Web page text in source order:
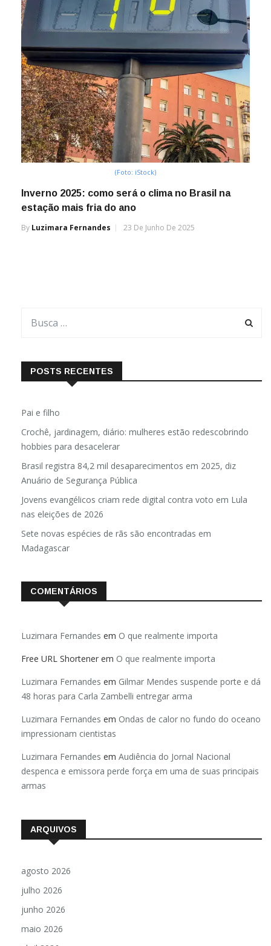
(Foto: iStock)
Inverno 2025: como será o clima no Brasil na
estação mais fria do ano
By Luzimara Fernandes 23 De Junho De 2025
POSTS RECENTES
Pai e filho
Crochê, jardinagem, diário: mulheres estão redescobrindo
hobbies para desacelerar
Brasil registra 84,2 mil desaparecimentos em 2025, diz
Anuário de Segurança Pública
Jovens evangélicos criam rede digital contra voto em Lula
nas eleições de 2026
Sete novas espécies de rãs são encontradas em
Madagascar
COMENTÁRIOS
Luzimara Fernandes em O que realmente importa
Free URL Shortener em O que realmente importa
Luzimara Fernandes em Gilmar Mendes suspende porte e dá
48 horas para Carla Zambelli entregar arma
Luzimara Fernandes em Ondas de calor no fundo do oceano
impressionam cientistas
Luzimara Fernandes em Audiência do Jornal Nacional
despenca e emissora perde força em uma de suas principais
armas
ARQUIVOS
agosto 2026
julho 2026
junho 2026
maio 2026